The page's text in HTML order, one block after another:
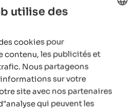
- Enjoy a 360-degree view
vineyards, and the
To the hotel
utilise des
cookies pour
contenu, les publicités et
Nous partageons
sur votre
site avec nos partenaires
qui peuvent les